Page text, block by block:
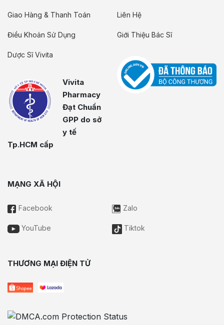
Giao Hàng & Thanh Toán
Điều Khoản Sử Dụng
Dược Sĩ Vivita
Vivita
Pharmacy
Đạt Chuẩn
GPP do sở
y tế
Tp.HCM cấp
Liên Hệ
Giới Thiệu Bác Sĩ
MẠNG XÃ HỘI
Facebook Zalo
YouTube Tiktok
THƯƠNG MẠI ĐIỆN TỬ